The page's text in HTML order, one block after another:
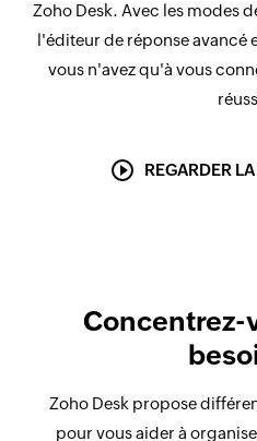
Zoho Desk. Avec les modes
l'éditeur de réponse avancé
vous n'avez qu'à vous
REGARDER
Concentrez-
Zoho Desk propose
pour vous aider à